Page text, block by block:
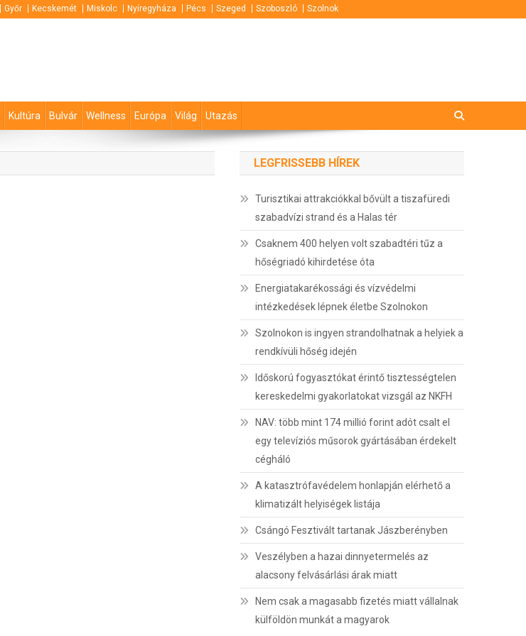
Győr Kecskemét Miskolc Nyíregyháza Pécs Szeged Szoboszló Szolnok
Kultúra Bulvár Wellness Európa Világ Utazás
LEGFRISSEBB HÍREK
Turisztikai attrakciókkal bővült a tiszafüredi
szabadvízi strand és a Halas tér
Csaknem 400 helyen volt szabadtéri tűz a
hőségriadó kihirdetése óta
Energiatakarékossági és vízvédelmi
intézkedések lépnek életbe Szolnokon
Szolnokon is ingyen strandolhatnak a helyiek a
rendkívüli hőség idején
Időskorú fogyasztókat érintő tisztességtelen
kereskedelmi gyakorlatokat vizsgál az NKFH
NAV: több mint 174 millió forint adót csalt el
egy televíziós műsorok gyártásában érdekelt
cégháló
A katasztrófavédelem honlapján elérhető a
klimatizált helyiségek listája
Csángó Fesztivált tartanak Jászberényben
Veszélyben a hazai dinnyetermelés az
alacsony felvásárlási árak miatt
Nem csak a magasabb fizetés miatt vállalnak
külföldön munkát a magyarok